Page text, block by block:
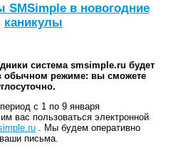
SMSimple в новогодние
каникулы
система smsimple.ru будет
обычном режиме: вы сможете
с 1 по 9 января
вас пользоваться электронной
. Мы будем оперативно
письма.